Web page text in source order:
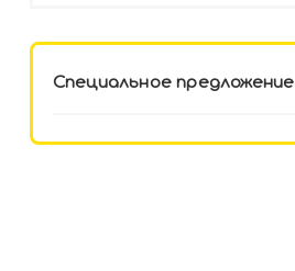
Специальное предложение